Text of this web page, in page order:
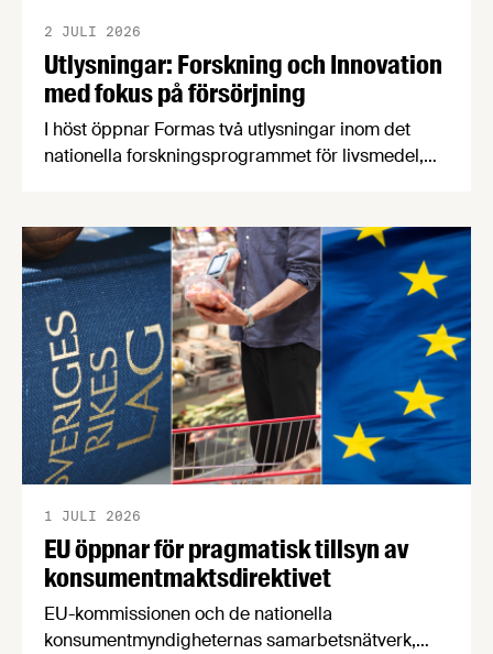
Utlysningar: Forskning och Innovation
med fokus på försörjning
2 JULI 2026
I höst öppnar Formas två utlysningar inom det
nationella forskningsprogrammet för livsmedel,
en motståndskraftig livsmedelsförsörjning", och
båda syftar till att bana väg för innovationer som
stärker Sveriges livsmedelsförsörjning.
EU öppnar för pragmatisk tillsyn av
konsumentmaktsdirektivet
1 JULI 2026
EU-kommissionen och de nationella
konsumentmyndigheternas samarbetsnätverk,